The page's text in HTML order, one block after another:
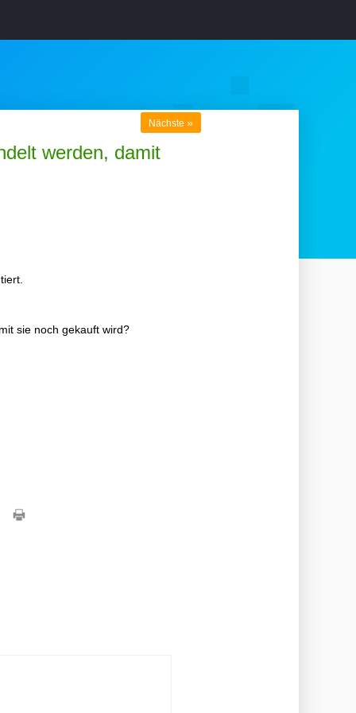
werden, damit
Nächste »
sie noch gekauft wird?